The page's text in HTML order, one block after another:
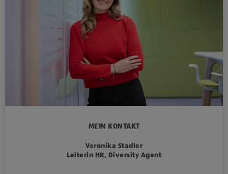
MEIN KONTAKT
Veronika Stadler
Leiterin HR, Diversity Agent